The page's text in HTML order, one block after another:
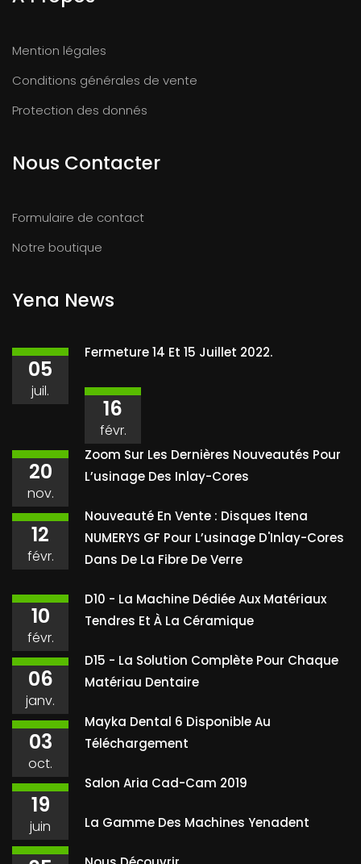
Mention légales
Conditions générales de vente
Protection des donnés
Nous Contacter
Formulaire de contact
Notre boutique
Yena News
05
juil.
Fermeture 14 Et 15 Juillet 2022.
16
févr.
Zoom Sur Les Dernières Nouveautés Pour
L’usinage Des Inlay-Cores
20
nov.
Nouveauté En Vente : Disques Itena
NUMERYS GF Pour L’usinage D'Inlay-Cores
Dans De La Fibre De Verre
12
févr.
D10 - La Machine Dédiée Aux Matériaux
Tendres Et À La Céramique
10
févr.
D15 - La Solution Complète Pour Chaque
Matériau Dentaire
06
janv.
Mayka Dental 6 Disponible Au
Téléchargement
03
oct.
Salon Aria Cad-Cam 2019
19
juin La Gamme Des Machines Yenadent